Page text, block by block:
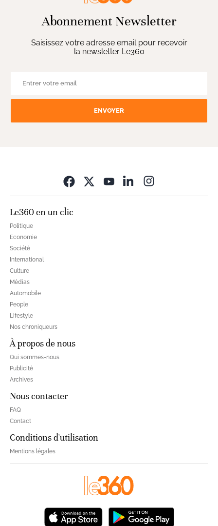
Abonnement Newsletter
Saisissez votre adresse email pour recevoir
la newsletter Le360
ENVOYER
Le360 en un clic
Politique
Economie
Société
International
Culture
Médias
Automobile
People
Lifestyle
Nos chroniqueurs
À propos de nous
Qui sommes-nous
Publicité
Archives
Nous contacter
FAQ
Contact
Conditions d'utilisation
Mentions légales